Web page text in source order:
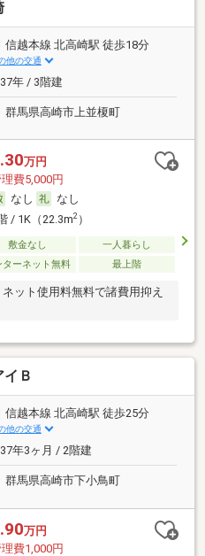
信越本線 北高崎駅 徒歩18分
他の交通
年 / 3階建
群馬県高崎市上並榎町
万円
費5,000円
なし
なし
/ 1K（22.3m2）
敷金なし
一人暮らし
ターネット無料 最上階
ット使用料無料で諸費用抑え
Ｂ
信越本線 北高崎駅 徒歩25分
他の交通
年3ヶ月 / 2階建
群馬県高崎市下小鳥町
万円
費1,000円